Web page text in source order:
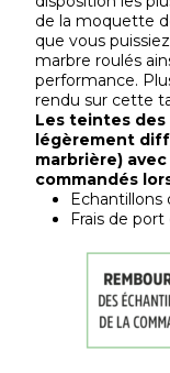
de la moquette
que vous
marbre roulés
performance.
rendu sur cette
Les teintes
légèrement
marbrière)
commandés
Echantillons
Frais de